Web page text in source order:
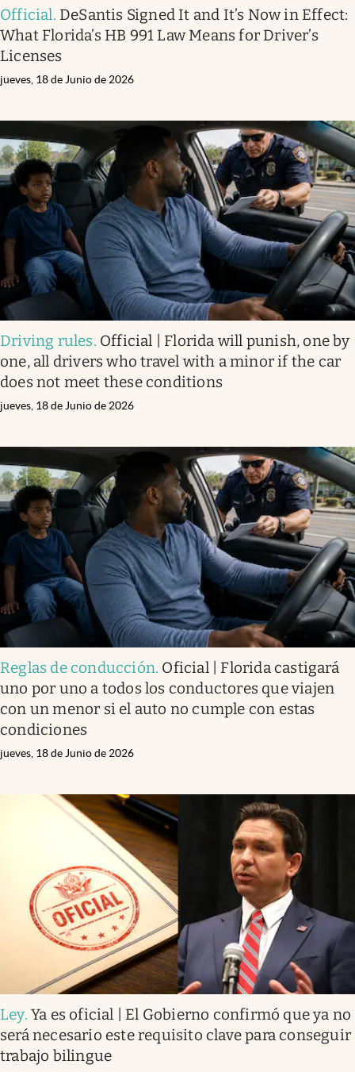
Official. DeSantis Signed It and It’s Now in Effect:
What Florida’s HB 991 Law Means for Driver’s
Licenses
jueves, 18 de Junio de 2026
Driving rules. Official | Florida will punish, one by
one, all drivers who travel with a minor if the car
does not meet these conditions
jueves, 18 de Junio de 2026
Reglas de conducción. Oficial | Florida castigará
uno por uno a todos los conductores que viajen
con un menor si el auto no cumple con estas
condiciones
jueves, 18 de Junio de 2026
Ley.Ya es oficial | El Gobierno confirmó que ya no
será necesario este requisito clave para conseguir
trabajo bilingue